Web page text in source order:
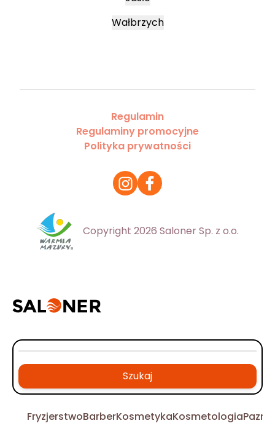
Wałbrzych
Regulamin
Regulaminy promocyjne
Polityka prywatności
Copyright 2026 Saloner Sp. z o.o.
Szukaj
FryzjerstwoBarberKosmetykaKosmetologia